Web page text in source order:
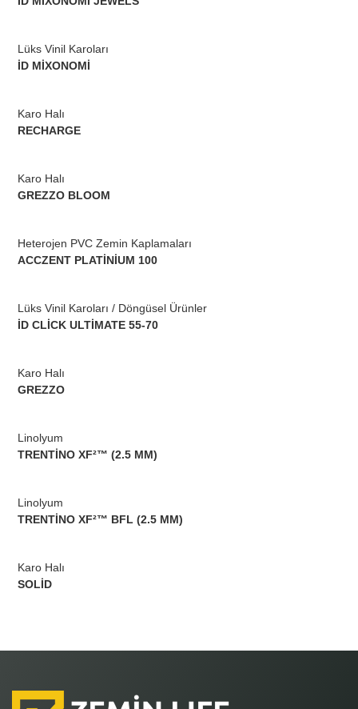
Lüks Vinil Karoları
İD MİXONOMİ
Karo Halı
RECHARGE
Karo Halı
GREZZO BLOOM
Heterojen PVC Zemin Kaplamaları
ACCZENT PLATİNİUM 100
Lüks Vinil Karoları / Döngüsel Ürünler
İD CLİCK ULTİMATE 55-70
Karo Halı
GREZZO
Linolyum
TRENTİNO XF²™ (2.5 MM)
Linolyum
TRENTİNO XF²™ BFL (2.5 MM)
Karo Halı
SOLİD